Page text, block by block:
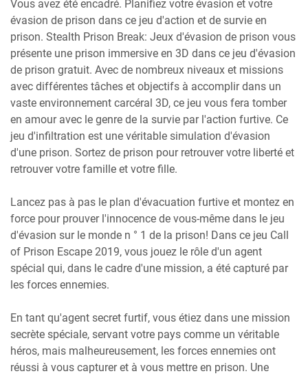
Vous avez été encadré. Planifiez votre évasion et votre
évasion de prison dans ce jeu d'action et de survie en
prison. Stealth Prison Break: Jeux d'évasion de prison vous
présente une prison immersive en 3D dans ce jeu d'évasion
de prison gratuit. Avec de nombreux niveaux et missions
avec différentes tâches et objectifs à accomplir dans un
vaste environnement carcéral 3D, ce jeu vous fera tomber
en amour avec le genre de la survie par l'action furtive. Ce
jeu d'infiltration est une véritable simulation d'évasion
d'une prison. Sortez de prison pour retrouver votre liberté et
retrouver votre famille et votre fille.
Lancez pas à pas le plan d'évacuation furtive et montez en
force pour prouver l'innocence de vous-même dans le jeu
d'évasion sur le monde n ° 1 de la prison! Dans ce jeu Call
of Prison Escape 2019, vous jouez le rôle d'un agent
spécial qui, dans le cadre d'une mission, a été capturé par
les forces ennemies.
En tant qu'agent secret furtif, vous étiez dans une mission
secrète spéciale, servant votre pays comme un véritable
héros, mais malheureusement, les forces ennemies ont
réussi à vous capturer et à vous mettre en prison. Une